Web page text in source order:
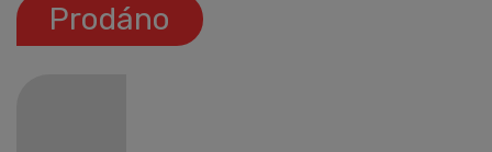
Prodáno